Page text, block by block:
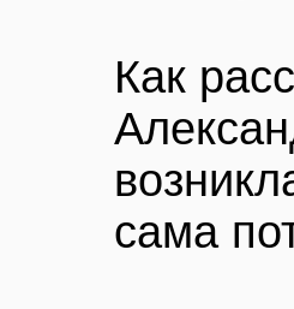
Как
сама